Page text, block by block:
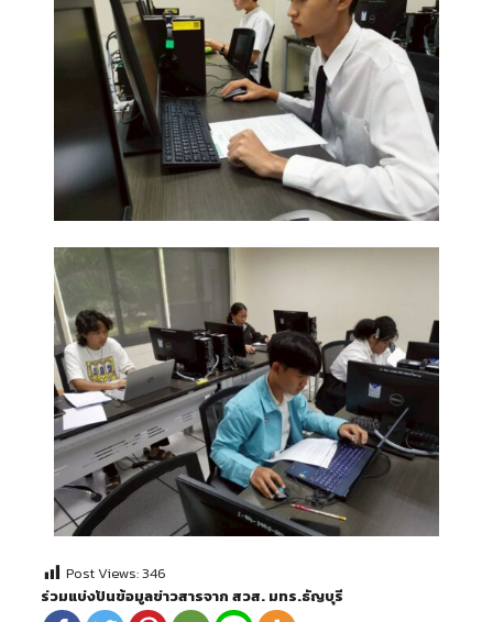
Post Views:346
ร่วมแบ่งปันข้อมูลข่าวสารจาก สวส. มทร.ธัญบุรี